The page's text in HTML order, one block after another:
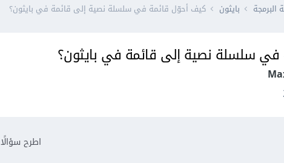
البرمجة بايثون كيف أحوّل قائمة في سلسلة نصية إلى قائمة في بايثون؟
سلسلة نصية إلى قائمة في بايثون؟
اطرح سؤالًا